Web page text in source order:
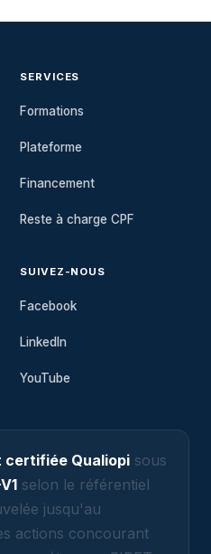
SERVICES
Formations
Plateforme
Financement
Reste à charge CPF
SUIVEZ-NOUS
Facebook
LinkedIn
YouTube
certifiée Qualiopi sous
selon le référentiel
jusqu'au
actions concourant